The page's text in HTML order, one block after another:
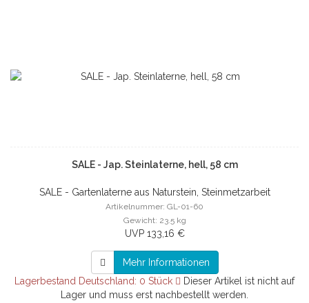
SALE - Jap. Steinlaterne, hell, 58 cm
SALE - Gartenlaterne aus Naturstein, Steinmetzarbeit
Artikelnummer: GL-01-60
Gewicht: 23.5 kg
UVP 133,16 €
Mehr Informationen
Lagerbestand Deutschland: 0 Stück
Dieser Artikel ist nicht auf
Lager und muss erst nachbestellt werden.